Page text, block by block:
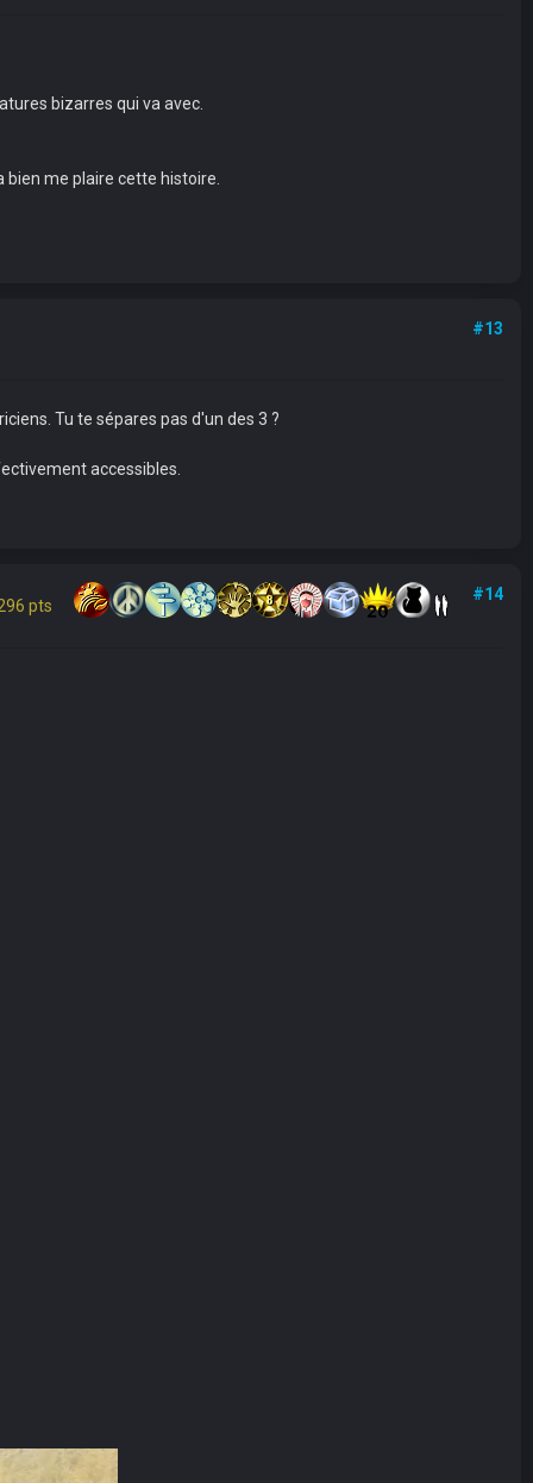
bizarres qui va avec.
me plaire cette histoire.
#13
Tu te sépares pas d'un des 3 ?
accessibles.
pts
#14